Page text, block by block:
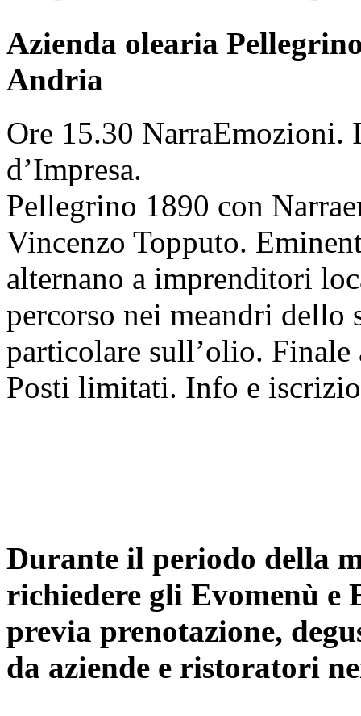
Azienda olearia
Andria
Ore 15.30
d’Impresa.
Pellegrino 1890 con
Vincenzo Topputo.
alternano a imprenditori
percorso nei meandri
particolare sull’olio. Finale
Posti limitati. Info e
Durante il periodo della
richiedere gli Evomenù e
previa prenotazione,
da aziende e ristoratori